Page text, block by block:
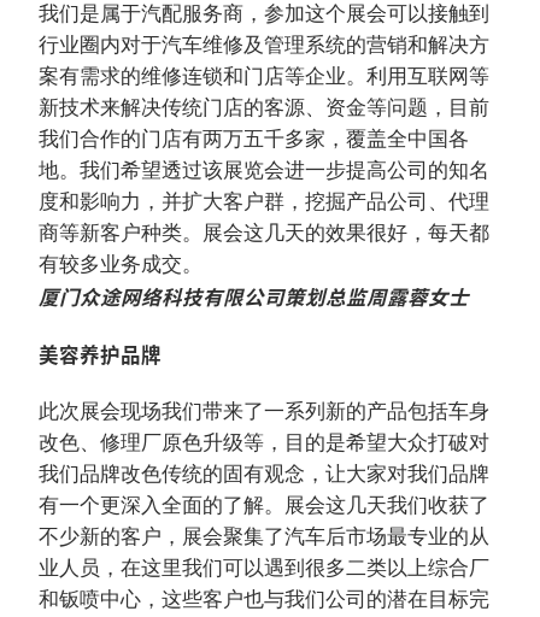
我们是属于汽配服务商，参加这个展会可以接触到
行业圈内对于汽车维修及管理系统的营销和解决方
案有需求的维修连锁和门店等企业。利用互联网等
新技术来解决传统门店的客源、资金等问题，目前
我们合作的门店有两万五千多家，覆盖全中国各
地。我们希望透过该展览会进一步提高公司的知名
度和影响力，并扩大客户群，挖掘产品公司、代理
商等新客户种类。展会这几天的效果很好，每天都
有较多业务成交。
厦门众途网络科技有限公司策划总监周露蓉女士
美容养护品牌
此次展会现场我们带来了一系列新的产品包括车身
改色、修理厂原色升级等，目的是希望大众打破对
我们品牌改色传统的固有观念，让大家对我们品牌
有一个更深入全面的了解。展会这几天我们收获了
不少新的客户，展会聚集了汽车后市场最专业的从
业人员，在这里我们可以遇到很多二类以上综合厂
和钣喷中心，这些客户也与我们公司的潜在目标完